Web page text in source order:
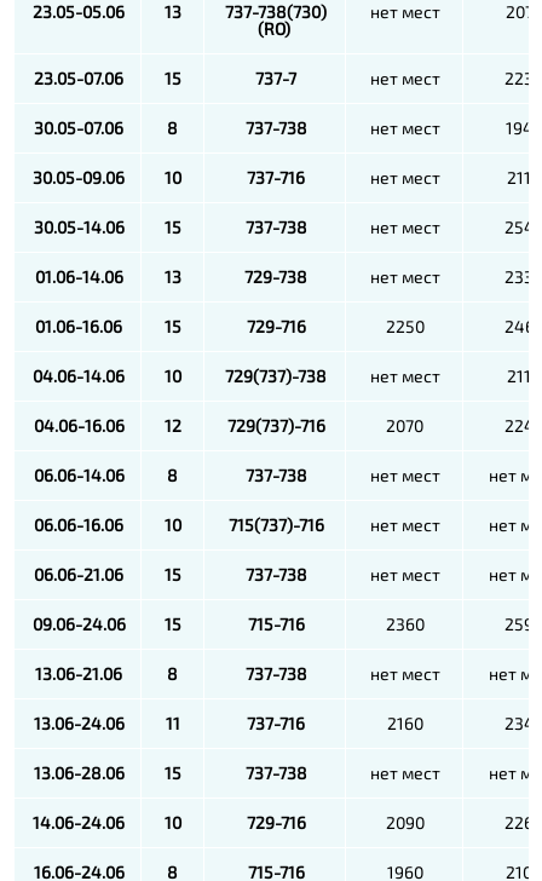
23.05-05.06 13
737-738(730)
(RO)
нет мест 2070
23.05-07.06 15 737-7 нет мест
30.05-07.06 8 737-738 нет мест 1940
30.05-09.06 10 737-716 нет мест 2110
30.05-14.06 15 737-738 нет мест
01.06-14.06 13 729-738 нет мест
01.06-16.06 15 729-716 2250
04.06-14.06 10 729(737)-738 нет мест 2110
04.06-16.06 12 729(737)-716 2070
06.06-14.06 8 737-738 нет мест нет
06.06-16.06 10 715(737)-716 нет мест нет
06.06-21.06 15 737-738 нет мест нет
09.06-24.06 15 715-716 2360
13.06-21.06 8 737-738 нет мест нет
13.06-24.06 11 737-716 2160
13.06-28.06 15 737-738 нет мест нет
14.06-24.06 10 729-716 2090
16.06-24.06 8 715-716 1960 2100